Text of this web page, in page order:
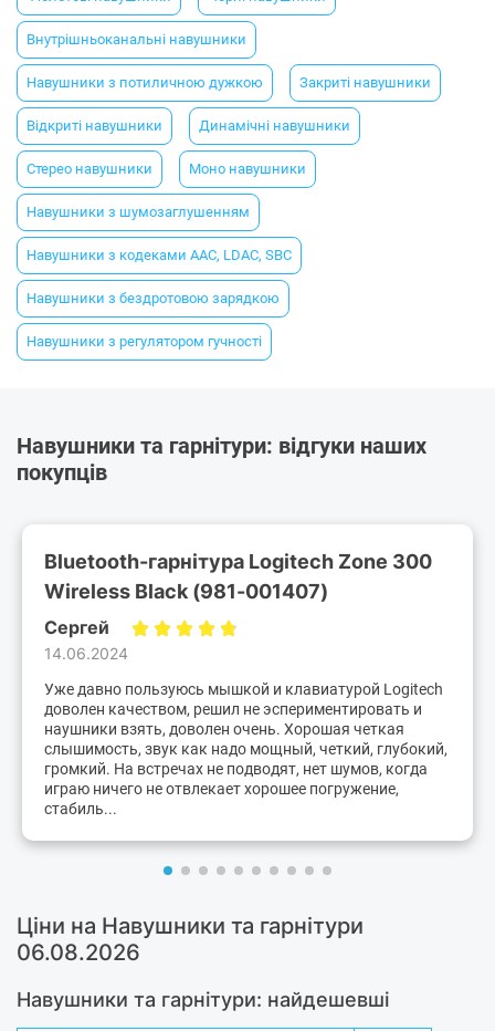
Внутрішньоканальні навушники
Навушники з потиличною дужкою Закриті навушники
Відкриті навушники Динамічні навушники
Стерео навушники Моно навушники
Навушники з шумозаглушенням
Навушники з кодеками AAC, LDAC, SBC
Навушники з бездротовою зарядкою
Навушники з регулятором гучності
Навушники та гарнітури: відгуки наших
покупців
Bluetooth-гарнітура Logitech Zone 300
Wireless Black (981-001407)
Сергей
14.06.2024
Уже давно пользуюсь мышкой и клавиатурой Logitech
доволен качеством, решил не эспериментировать и
наушники взять, доволен очень. Хорошая четкая
слышимость, звук как надо мощный, четкий, глубокий,
громкий. На встречах не подводят, нет шумов, когда
играю ничего не отвлекает хорошее погружение,
стабиль...
Ціни на Навушники та гарнітури
06.08.2026
Навушники та гарнітури: найдешевші